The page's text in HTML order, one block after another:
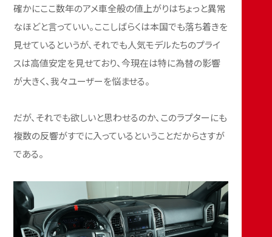
確かにここ数年のアメ車全般の値上がりはちょっと異常
なほどと言っていい。ここしばらくは本国でも落ち着きを
見せているというが、それでも人気モデルたちのプライ
スは高値安定を見せており、今現在は特に為替の影響
が大きく、我々ユーザーを悩ませる。
だが、それでも欲しいと思わせるのか、このラプターにも
複数の反響がすでに入っているということだからさすが
である。